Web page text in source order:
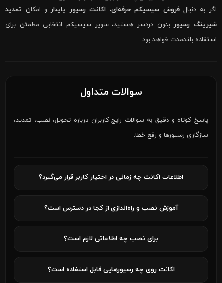
اگر به دنبالفروش سیسیکم حرفه‌ای، اکانت رسیور پایدارو امکان تمدید
شیرینگ رسیوربدون دردسر هستید، سوپر سیسیکم انتخابی مطمئن برای
استفاده بلندمدت خواهد بود.
سوالات متداول
پاسخ کوتاه و دقیق به سوالات رایج کاربران درباره تحویل، نصب، تمدید،
سازگاری رسیورها و رفع خطا.
اطلاعات اکانت چه زمانی در اختیار کاربر قرار می‌گیرد؟
آموزش نصب و راه‌اندازی از کجا در دسترس است؟
برای نصب چه اطلاعاتی لازم است؟
اکانت روی چه رسیورهایی قابل استفاده است؟